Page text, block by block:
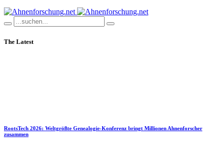
The Latest
RootsTech 2026: Weltgrößte Genealogie-Konferenz bringt Millionen Ahnenforscher
zusammen